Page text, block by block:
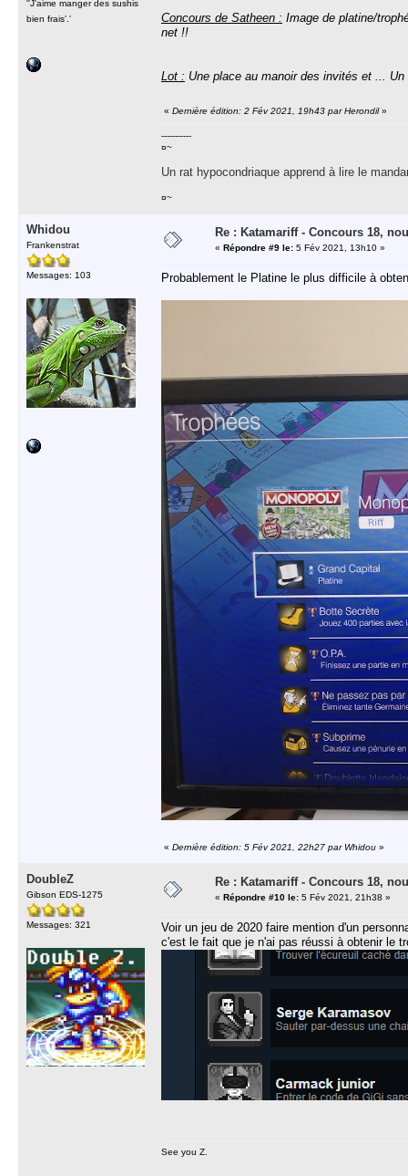
''J'aime manger des sushis
bien frais'.'
Concours de Satheen : Image de platine/
net !!
Lot : Une place au manoir des invités et ...
« Dernière édition: 2 Fév 2021, 19h43 par Herondil»
-----------
¤~
Un rat hypocondriaque apprend à lire le
¤~
Whidou
Frankenstrat
Messages: 103
Re : Katamariff - Concours 18,
« Répondre #9 le: 5 Fév 2021, 13h10 »
Probablement le Platine le plus difficile à
« Dernière édition: 5 Fév 2021, 22h27 par Whidou »
DoubleZ
Gibson EDS-1275
Messages: 321
Re : Katamariff - Concours 18,
« Répondre #10 le: 5 Fév 2021, 21h38 »
Voir un jeu de 2020 faire mention d'un
c'est le fait que je n'ai pas réussi à obtenir le
See you Z.